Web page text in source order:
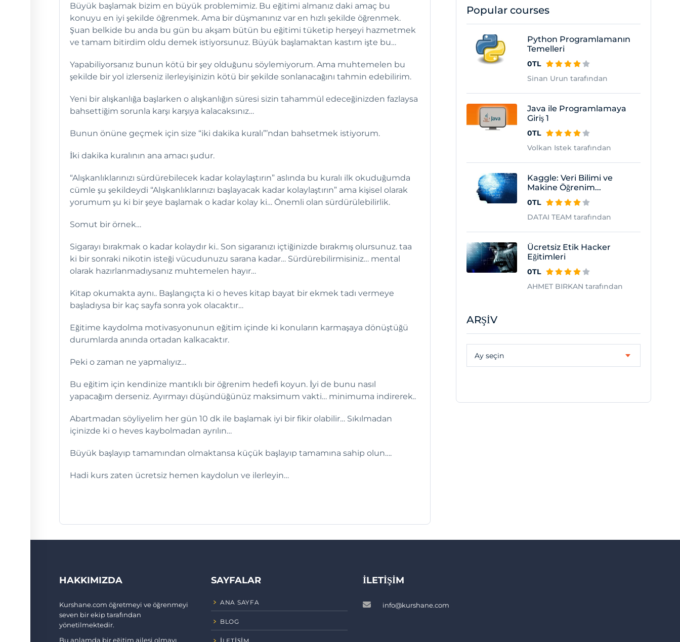
Büyük başlamak bizim en büyük problemimiz. Bu eğitimi almanız daki amaç bu
konuyu en iyi şekilde öğrenmek. Ama bir düşmanınız var en hızlı şekilde öğrenmek.
Şuan belkide bu anda bu gün bu akşam bütün bu eğitimi tüketip herşeyi hazmetmek
ve tamam bitirdim oldu demek istiyorsunuz. Büyük başlamaktan kastım işte bu…
Yapabiliyorsanız bunun kötü bir şey olduğunu söylemiyorum. Ama muhtemelen bu
şekilde bir yol izlerseniz ilerleyişinizin kötü bir şekilde sonlanacağını tahmin edebilirim.
Yeni bir alışkanlığa başlarken o alışkanlığın süresi sizin tahammül edeceğinizden fazlaysa
bahsettiğim sorunla karşı karşıya kalacaksınız…
Bunun önüne geçmek için size “iki dakika kuralı”’ndan bahsetmek istiyorum.
İki dakika kuralının ana amacı şudur.
“Alışkanlıklarınızı sürdürebilecek kadar kolaylaştırın” aslında bu kuralı ilk okuduğumda
cümle şu şekildeydi “Alışkanlıklarınızı başlayacak kadar kolaylaştırın” ama kişisel olarak
yorumum şu ki bir şeye başlamak o kadar kolay ki… Önemli olan sürdürülebilirlik.
Somut bir örnek…
Sigarayı bırakmak o kadar kolaydır ki.. Son sigaranızı içtiğinizde bırakmış olursunuz. taa
ki bir sonraki nikotin isteği vücudunuzu sarana kadar… Sürdürebilirmisiniz… mental
olarak hazırlanmadıysanız muhtemelen hayır…
Kitap okumakta aynı.. Başlangıçta ki o heves kitap bayat bir ekmek tadı vermeye
başladıysa bir kaç sayfa sonra yok olacaktır…
Eğitime kaydolma motivasyonunun eğitim içinde ki konuların karmaşaya dönüştüğü
durumlarda anında ortadan kalkacaktır.
Peki o zaman ne yapmalıyız…
Bu eğitim için kendinize mantıklı bir öğrenim hedefi koyun. İyi de bunu nasıl
yapacağım derseniz. Ayırmayı düşündüğünüz maksimum vakti… minimuma indirerek..
Abartmadan söyliyelim her gün 10 dk ile başlamak iyi bir fikir olabilir… Sıkılmadan
içinizde ki o heves kaybolmadan ayrılın…
Büyük başlayıp tamamından olmaktansa küçük başlayıp tamamına sahip olun….
Hadi kurs zaten ücretsiz hemen kaydolun ve ilerleyin…
Popular courses
Python Programlamanın
Temelleri
0TL
Sinan Urun tarafından
Java ile Programlamaya
Giriş 1
0TL
Volkan Istek tarafından
Kaggle: Veri Bilimi ve
Makine Öğrenim...
0TL
DATAI TEAM tarafından
Ücretsiz Etik Hacker
Eğitimleri
0TL
AHMET BIRKAN tarafından
ARŞIV
Ay seçin
HAKKIMIZDA
Kurshane.com öğretmeyi ve öğrenmeyi
seven bir ekip tarafından
yönetilmektedir.
Bu anlamda bir eğitim ailesi olmayı
SAYFALAR
ANA SAYFA
BLOG
İLETIŞIM
info@kurshane.com